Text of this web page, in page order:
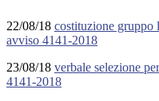
22/08/18 costituzione gruppo
avviso 4141-2018
23/08/18 verbale selezione
4141-2018